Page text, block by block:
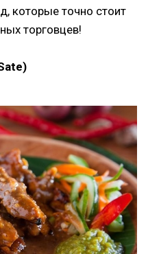
которые точно стоит
торговцев!